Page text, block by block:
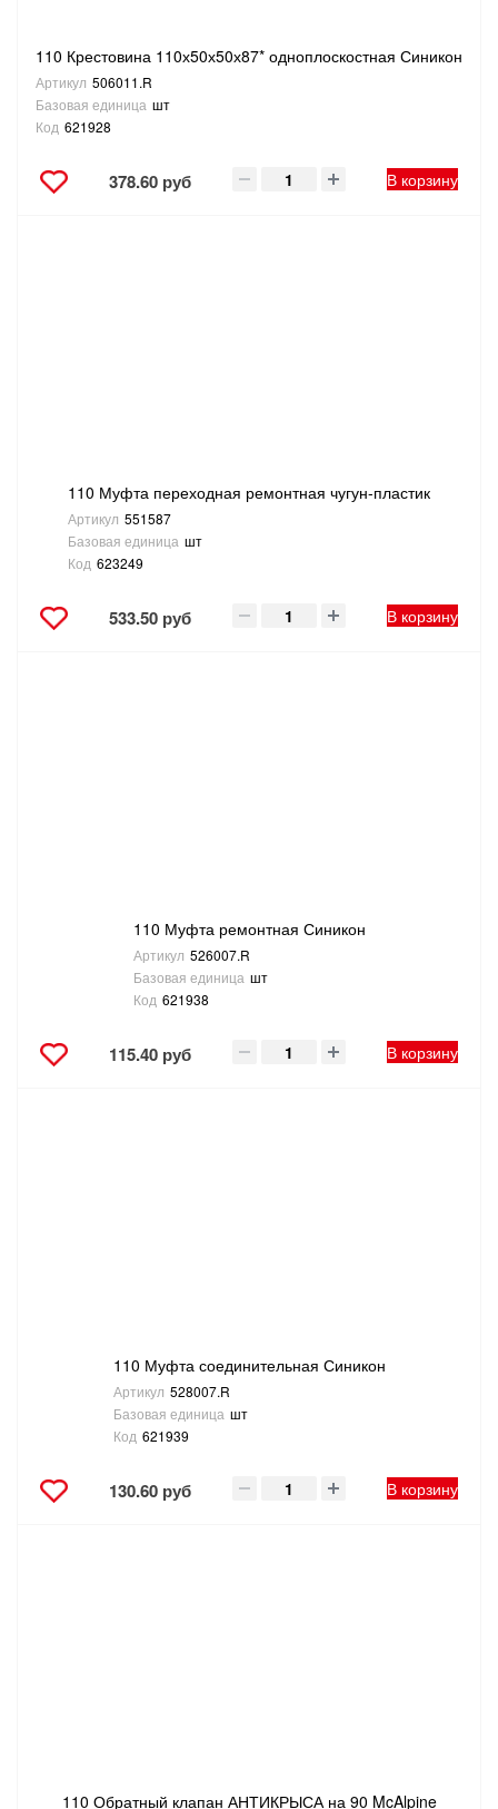
110 Крестовина 110х50х50х87* одноплоскостная Синикон
Артикул 506011.R
Базовая единица шт
Код 621928
378.60 руб В корзину
110 Муфта переходная ремонтная чугун-пластик
Артикул 551587
Базовая единица шт
Код 623249
533.50 руб В корзину
110 Муфта ремонтная Синикон
Артикул 526007.R
Базовая единица шт
Код 621938
115.40 руб В корзину
110 Муфта соединительная Синикон
Артикул 528007.R
Базовая единица шт
Код 621939
130.60 руб В корзину
110 Обратный клапан АНТИКРЫСА на 90 McAlpine